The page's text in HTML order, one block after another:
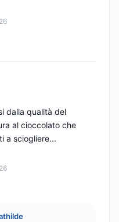
dalla qualità del
al cioccolato che
a sciogliere...